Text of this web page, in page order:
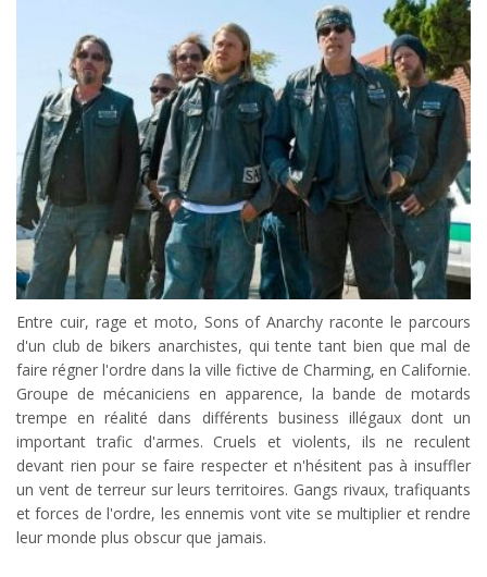
Entre cuir, rage et moto, Sons of Anarchy raconte le parcours
d'un club de bikers anarchistes, qui tente tant bien que mal de
faire régner l'ordre dans la ville fictive de Charming, en Californie.
Groupe de mécaniciens en apparence, la bande de motards
trempe en réalité dans différents business illégaux dont un
important trafic d'armes. Cruels et violents, ils ne reculent
devant rien pour se faire respecter et n'hésitent pas à insuffler
un vent de terreur sur leurs territoires. Gangs rivaux, trafiquants
et forces de l'ordre, les ennemis vont vite se multiplier et rendre
leur monde plus obscur que jamais.